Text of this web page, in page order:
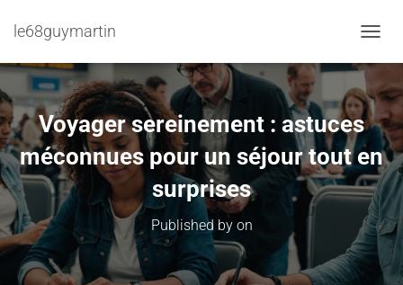
le68guymartin
Voyager sereinement : astuces
méconnues pour un séjour tout en
surprises
Published by on